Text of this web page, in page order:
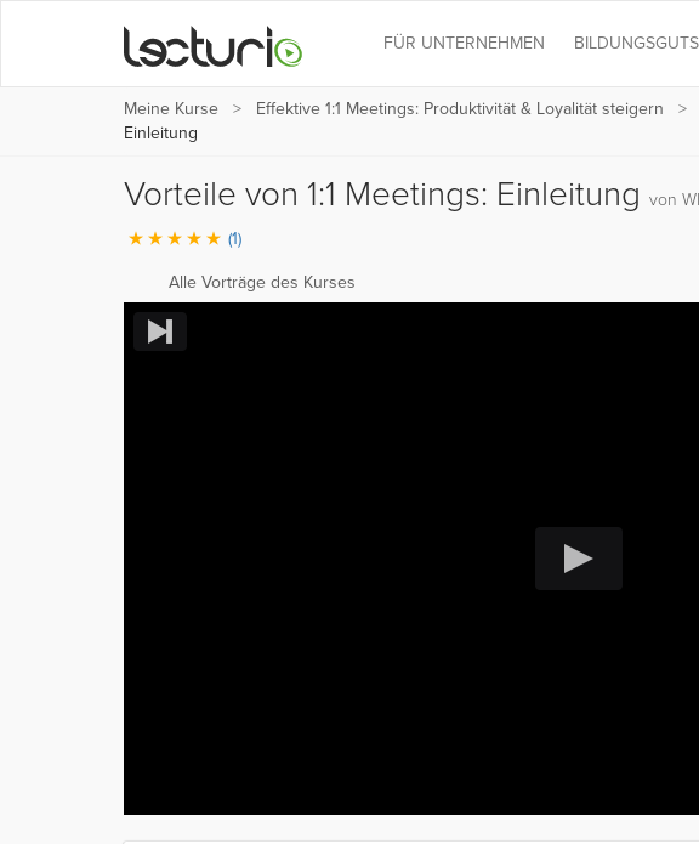
FÜR UNTERNEHMEN
Meine Kurse Effektive 1:1 Meetings: Produktivität & Loyalität steigern
Einleitung
Vorteile von 1:1 Meetings: Einleitung von
(1)
Alle Vorträge des Kurses